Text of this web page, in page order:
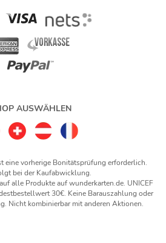
AUSWÄHLEN
eine vorherige Bonitätsprüfung erforderlich.
bei der Kaufabwicklung.
alle Produkte auf wunderkarten.de. UNICEF
30€. Keine Barauszahlung oder
Nicht kombinierbar mit anderen Aktionen.